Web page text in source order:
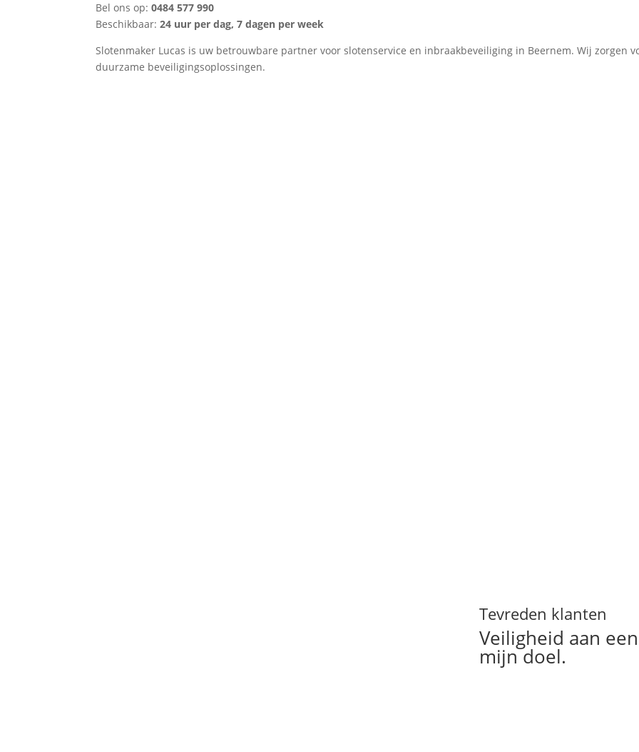
Bel ons op:0484 577 990
Beschikbaar:24 uur per dag, 7 dagen per week
Slotenmaker Lucas is uw betrouwbare partner voor slotenservice en inbraakbeveiliging in Beernem. Wij zorgen
duurzame beveiligingsoplossingen.
Tevreden klanten
Veiligheid aan
mijn doel.